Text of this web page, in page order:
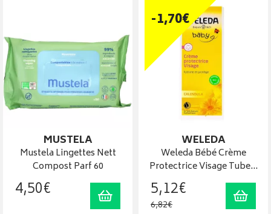
MUSTELA
Mustela Lingettes Nett
Compost Parf 60
4,50€ Ajouter au panier
WELEDA
Weleda Bébé Crème
Protectrice Visage Tube…
5,12€
6,82€
-1,70€